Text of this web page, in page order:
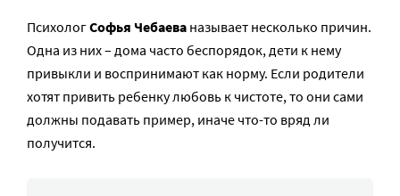
ПсихологСофья Чебаева называет несколько причин.
Одна из них – дома часто беспорядок, дети к нему
привыкли и воспринимают как норму. Если родители
хотят привить ребенку любовь к чистоте, то они сами
должны подавать пример, иначе что-то вряд ли
получится.